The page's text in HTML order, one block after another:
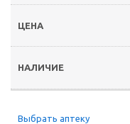
Выбрать аптеку